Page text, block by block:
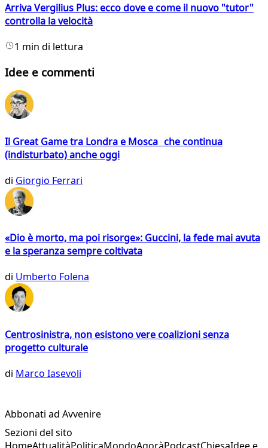
Arriva Vergilius Plus: ecco dove e come il nuovo "tutor"
controlla la velocità
1 min di lettura
Idee e commenti
Il Great Game tra Londra e Mosca che continua
(indisturbato) anche oggi
di Giorgio Ferrari
«Dio è morto, ma poi risorge»: Guccini, la fede mai avuta
e la speranza sempre coltivata
di Umberto Folena
Centrosinistra, non esistono vere coalizioni senza
progetto culturale
di Marco Iasevoli
Abbonati ad Avvenire
Sezioni del sito